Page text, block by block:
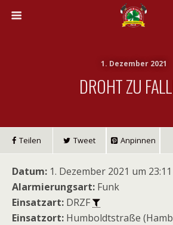
1. Dezember 2021
DROHT ZU
Teilen Tweet Anpinnen
Datum: 1. Dezember 2021 um
Alarmierungsart: Funk
Einsatzart: DRZF
Einsatzort: Humboldtstraße